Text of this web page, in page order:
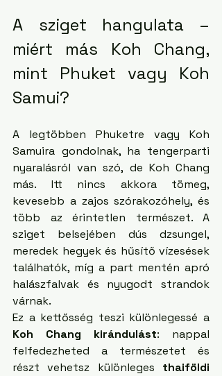
A sziget hangulata –
miért más Koh Chang,
mint Phuket vagy Koh
Samui?
A legtöbben Phuketre vagy Koh
Samuira gondolnak, ha tengerparti
nyaralásról van szó, de Koh Chang
más. Itt nincs akkora tömeg,
kevesebb a zajos szórakozóhely, és
több az érintetlen természet. A
sziget belsejében dús dzsungel,
meredek hegyek és hűsítő vízesések
találhatók, míg a part mentén apró
halászfalvak és nyugodt strandok
várnak.
Koh Chang kirándulást: nappal
felfedezheted a természetet és
részt vehetsz különleges thaiföldi